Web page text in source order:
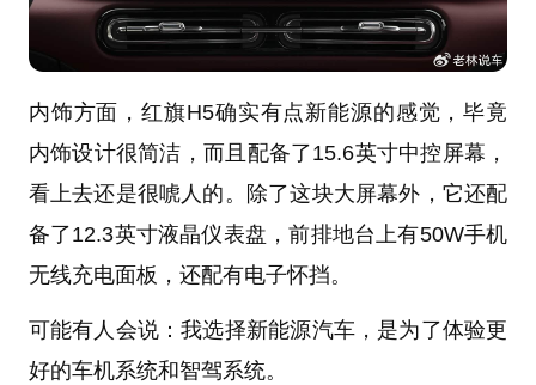
内饰方面，红旗H5确实有点新能源的感觉，毕竟
内饰设计很简洁，而且配备了15.6英寸中控屏幕，
看上去还是很唬人的。除了这块大屏幕外，它还配
备了12.3英寸液晶仪表盘，前排地台上有50W手机
无线充电面板，还配有电子怀挡。
可能有人会说：我选择新能源汽车，是为了体验更
好的车机系统和智驾系统。